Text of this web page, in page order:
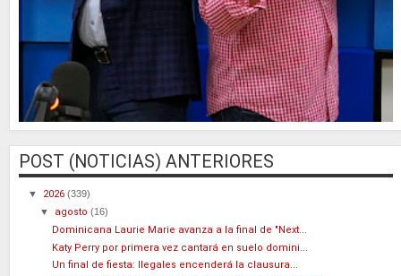
POST (NOTICIAS) ANTERIORES
▼ 2026 (339)
▼ agosto(16)
Dominicana Laurie Marie avanza a la final de "Next...
Katy Perry por primera vez cantará en suelo domini...
Un final de fiesta: Ilegales encenderá la clausura...